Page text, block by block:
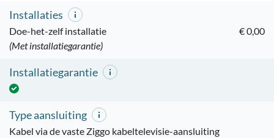
Installaties
Doe-het-zelf installatie
€ 0,00
(Met installatiegarantie)
Installatiegarantie
Type aansluiting
Kabel via de vaste Ziggo kabeltelevisie-aansluiting